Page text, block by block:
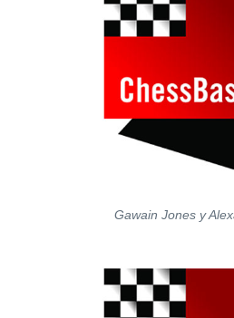
Gawain Jones y